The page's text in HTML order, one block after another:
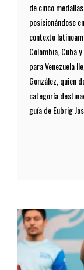
de cinco
posicionándose
contexto
Colombia, Cuba
para Venezuela
González, quien
categoría
guía de Eubrig